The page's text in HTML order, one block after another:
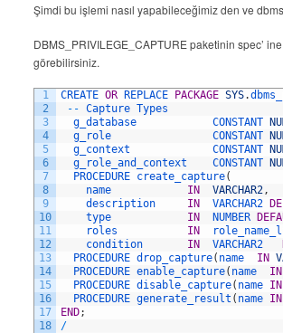
Şimdi bu işlemi nasıl yapabileceğimiz den ve
DBMS_PRIVILEGE_CAPTURE paketinin spec’
görebilirsiniz.
1
2
3
4
5
6
7
8
9
10
11
12
13
14
15
16
17
18
CREATE OR REPLACE PACKAGE SYS.
-- Capture Types
g_database CONSTANT
g_role CONSTANT
g_context CONSTANT
g_role_and_context CONSTANT
PROCEDURE create_capture(
name IN VARCHAR2 ,
description IN VARCHAR2
type IN NUMBER
roles IN
condition IN VARCHAR2
PROCEDURE drop_capture( name IN
PROCEDURE enable_capture( name IN
PROCEDURE disable_capture( name IN
PROCEDURE generate_result ( name IN
END;
/